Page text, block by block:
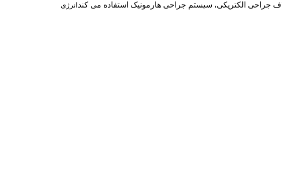
جراحی الکتریکی، سیستم جراحی هارمونیک استفاده می کندانرژی